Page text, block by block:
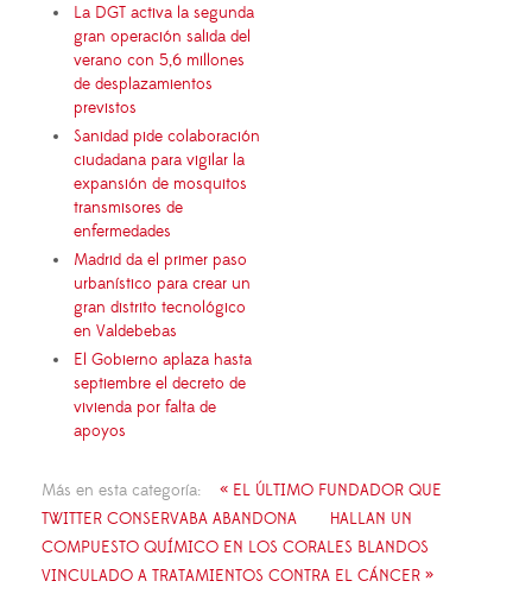
La DGT activa la segunda
gran operación salida del
verano con 5,6 millones
de desplazamientos
previstos
Sanidad pide colaboración
ciudadana para vigilar la
expansión de mosquitos
transmisores de
enfermedades
Madrid da el primer paso
urbanístico para crear un
gran distrito tecnológico
en Valdebebas
El Gobierno aplaza hasta
septiembre el decreto de
vivienda por falta de
apoyos
Más en esta categoría:
« EL ÚLTIMO FUNDADOR QUE
TWITTER CONSERVABA ABANDONA
HALLAN UN
COMPUESTO QUÍMICO EN LOS CORALES BLANDOS
VINCULADO A TRATAMIENTOS CONTRA EL CÁNCER »